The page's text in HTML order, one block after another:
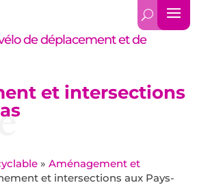
de déplacement et de
et intersections
» Aménagement et
et intersections aux Pays-